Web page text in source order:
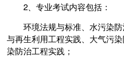
2、专业考试内容包括：
环境法规与标准、水污染防
与再生利用工程实践、大气污
染防治工程实践；